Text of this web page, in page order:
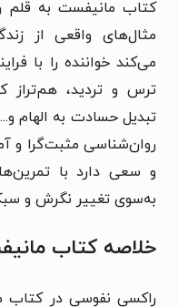
کتاب مانیفست به قلم
مثال‌های واقعی از
می‌کند خواننده را با
ترس و تردید، هم‌تراز
تبدیل حسادت به الهام
روان‌شناسی مثبت‌گرا و
و سعی دارد با
به‌سوی تغییر نگرش و
خلاصه کتاب
راکسی نفوسیدر کتاب